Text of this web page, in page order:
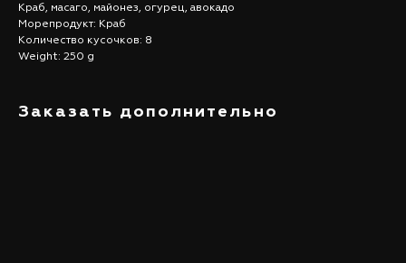
Краб, масаго, майонез, огурец, авокадо
Морепродукт: Краб
Количество кусочков: 8
Weight: 250 g
Заказать дополнительно